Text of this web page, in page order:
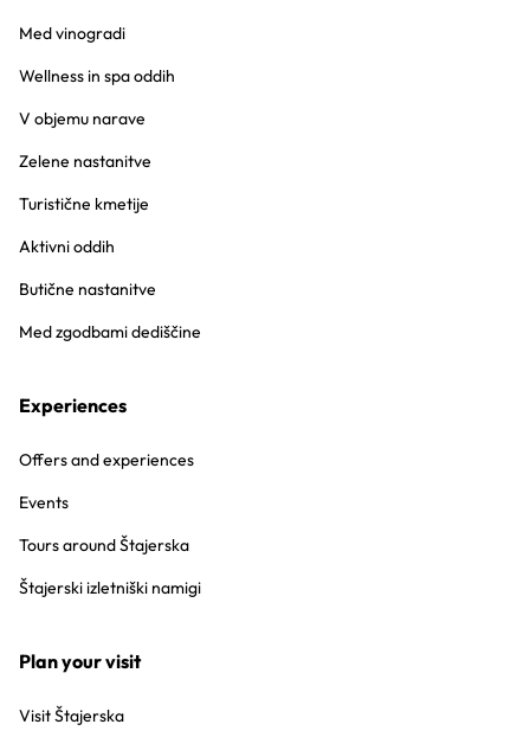
Med vinogradi
Wellness in spa oddih
V objemu narave
Zelene nastanitve
Turistične kmetije
Aktivni oddih
Butične nastanitve
Med zgodbami dediščine
Experiences
Offers and experiences
Events
Tours around Štajerska
Štajerski izletniški namigi
Plan your visit
Visit Štajerska